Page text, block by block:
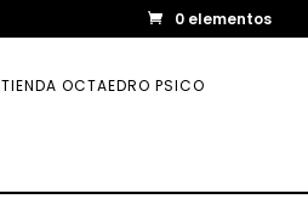
0 elementos
TIENDA OCTAEDRO PSICO